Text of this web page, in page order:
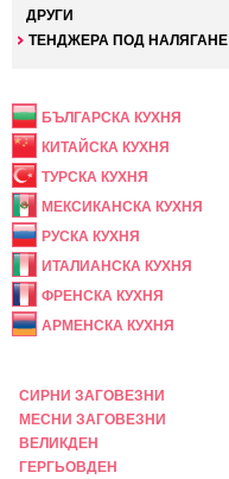
ДРУГИ
ТЕНДЖЕРА ПОД НАЛЯГАНЕ
БЪЛГАРСКА КУХНЯ
КИТАЙСКА КУХНЯ
ТУРСКА КУХНЯ
МЕКСИКАНСКА КУХНЯ
РУСКА КУХНЯ
ИТАЛИАНСКА КУХНЯ
ФРЕНСКА КУХНЯ
АРМЕНСКА КУХНЯ
СИРНИ ЗАГОВЕЗНИ
МЕСНИ ЗАГОВЕЗНИ
ВЕЛИКДЕН
ГЕРГЬОВДЕН